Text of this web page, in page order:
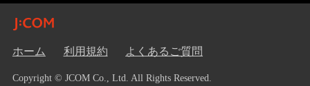
ホーム 利用規約 よくあるご質問
Copyright © JCOM Co., Ltd. All Rights Reserved.